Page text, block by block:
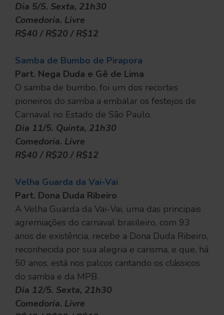
Dia 5/5. Sexta, 21h30
Comedoria. Livre
R$40 / R$20 / R$12
Samba de Bumbo de Pirapora
Part. Nega Duda e Gê de Lima
O samba de bumbo, foi um dos recortes
pioneiros do samba a embalar os festejos de
Carnaval no Estado de São Paulo.
Dia 11/5. Quinta, 21h30
Comedoria. Livre
R$40 / R$20 / R$12
Velha Guarda da Vai-Vai
Part. Dona Duda Ribeiro
A Velha Guarda da Vai-Vai, uma das principais
agremiações do carnaval brasileiro, com 93
anos de existência, recebe a Dona Duda Ribeiro,
reconhecida por sua alegria e carisma, e que, há
50 anos, está nos palcos cantando os clássicos
do samba e da MPB.
Dia 12/5. Sexta, 21h30
Comedoria. Livre